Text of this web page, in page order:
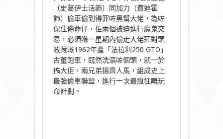
（史葛伊士活飾）同加力（費迪霍
飾）偷車偷到得罪咗黑幫大佬，為咗
保住條命仔，佢兩個被迫進行魔鬼交
易，必須喺一星期內偷走大佬死對頭
收藏嘅1962年產「法拉利250 GTO」
古董跑車，既然洗濕咗個頭，就一於
搞大佢，兩兄弟搵齊人馬，組成史上
最強偷車聯盟，進行一次最瘋狂嘅玩
命計劃。